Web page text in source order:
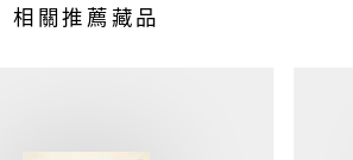
相關推薦藏品